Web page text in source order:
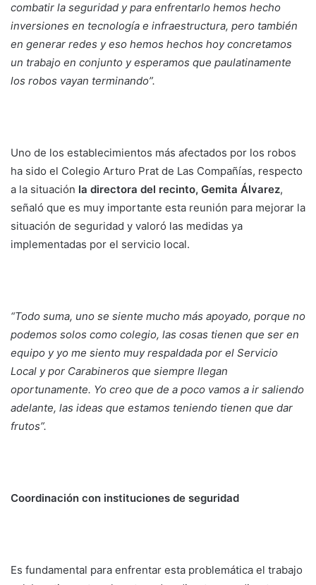
combatir la seguridad y para enfrentarlo hemos hecho
inversiones en tecnología e infraestructura, pero también
en generar redes y eso hemos hechos hoy concretamos
un trabajo en conjunto y esperamos que paulatinamente
los robos vayan terminando”.
Uno de los establecimientos más afectados por los robos
ha sido el Colegio Arturo Prat de Las Compañías, respecto
a la situación la directora del recinto, Gemita Álvarez,
señaló que es muy importante esta reunión para mejorar la
situación de seguridad y valoró las medidas ya
implementadas por el servicio local.
“Todo suma, uno se siente mucho más apoyado, porque no
podemos solos como colegio, las cosas tienen que ser en
equipo y yo me siento muy respaldada por el Servicio
Local y por Carabineros que siempre llegan
oportunamente. Yo creo que de a poco vamos a ir saliendo
adelante, las ideas que estamos teniendo tienen que dar
frutos”.
Coordinación con instituciones de seguridad
Es fundamental para enfrentar esta problemática el trabajo